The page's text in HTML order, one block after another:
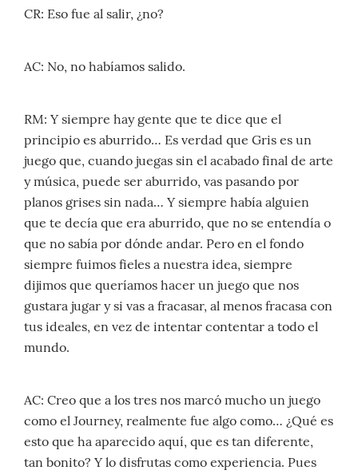
CR: Eso fue al salir, ¿no?
AC: No, no habíamos salido.
RM: Y siempre hay gente que te dice que el
principio es aburrido… Es verdad que Gris es un
juego que, cuando juegas sin el acabado final de arte
y música, puede ser aburrido, vas pasando por
planos grises sin nada… Y siempre había alguien
que te decía que era aburrido, que no se entendía o
que no sabía por dónde andar. Pero en el fondo
siempre fuimos fieles a nuestra idea, siempre
dijimos que queríamos hacer un juego que nos
gustara jugar y si vas a fracasar, al menos fracasa con
tus ideales, en vez de intentar contentar a todo el
mundo.
AC: Creo que a los tres nos marcó mucho un juego
como el Journey, realmente fue algo como… ¿Qué es
esto que ha aparecido aquí, que es tan diferente,
tan bonito? Y lo disfrutas como experiencia. Pues